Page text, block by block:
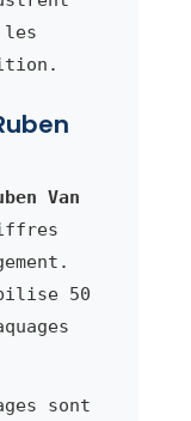
les
Van
50
sont